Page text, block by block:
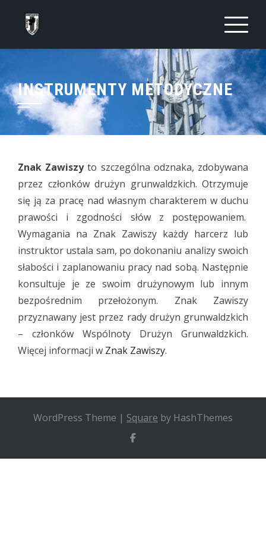
INSTRUMENTY METODYCZNE
Znak Zawiszyto szczególna odznaka, zdobywana
przez członków drużyn grunwaldzkich. Otrzymuje
się ją za pracę nad własnym charakterem w duchu
prawości i zgodności słów z postępowaniem.
Wymagania na Znak Zawiszy każdy harcerz lub
instruktor ustala sam, po dokonaniu analizy swoich
słabości i zaplanowaniu pracy nad sobą. Następnie
konsultuje je ze swoim drużynowym lub innym
bezpośrednim przełożonym. Znak Zawiszy
przyznawany jest przez rady drużyn grunwaldzkich
– członków Wspólnoty Drużyn Grunwaldzkich.
Więcej informacji w Znak Zawiszy.
WordPress Theme | Square by HashThemes